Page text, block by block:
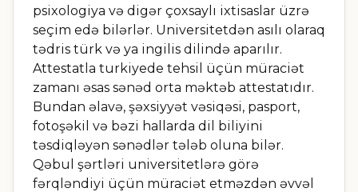
psixologiya və digər çoxsaylı ixtisaslar üzrə
seçim edə bilərlər. Universitetdən asılı olaraq
tədris türk və ya ingilis dilində aparılır.
Attestatla turkiyede tehsil üçün müraciət
zamanı əsas sənəd orta məktəb attestatıdır.
Bundan əlavə, şəxsiyyət vəsiqəsi, pasport,
fotoşəkil və bəzi hallarda dil biliyini
təsdiqləyən sənədlər tələb oluna bilər.
Qəbul şərtləri universitetlərə görə
fərqləndiyi üçün müraciət etməzdən əvvəl